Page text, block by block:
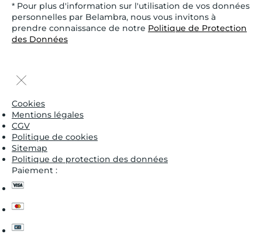
* Pour plus d'information sur l'utilisation de vos données
personnelles par Belambra, nous vous invitons à
prendre connaissance de notre Politique de Protection
des Données
Cookies
Mentions légales
CGV
Politique de cookies
Sitemap
Politique de protection des données
Paiement :
visa
master
cb